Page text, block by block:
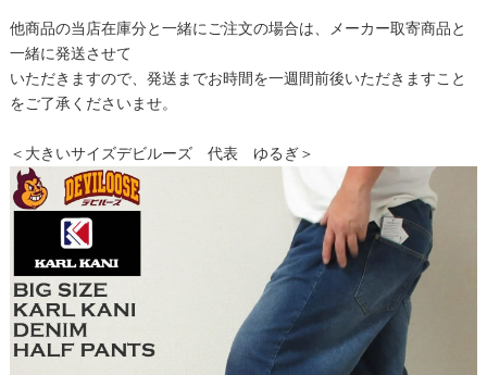
他商品の当店在庫分と一緒にご注文の場合は、メーカー取寄商品と
一緒に発送させて
いただきますので、発送までお時間を一週間前後いただきますこと
をご了承くださいませ。
＜大きいサイズデビルーズ 代表 ゆるぎ＞